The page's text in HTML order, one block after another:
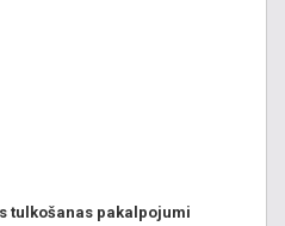
tulkošanas pakalpojumi